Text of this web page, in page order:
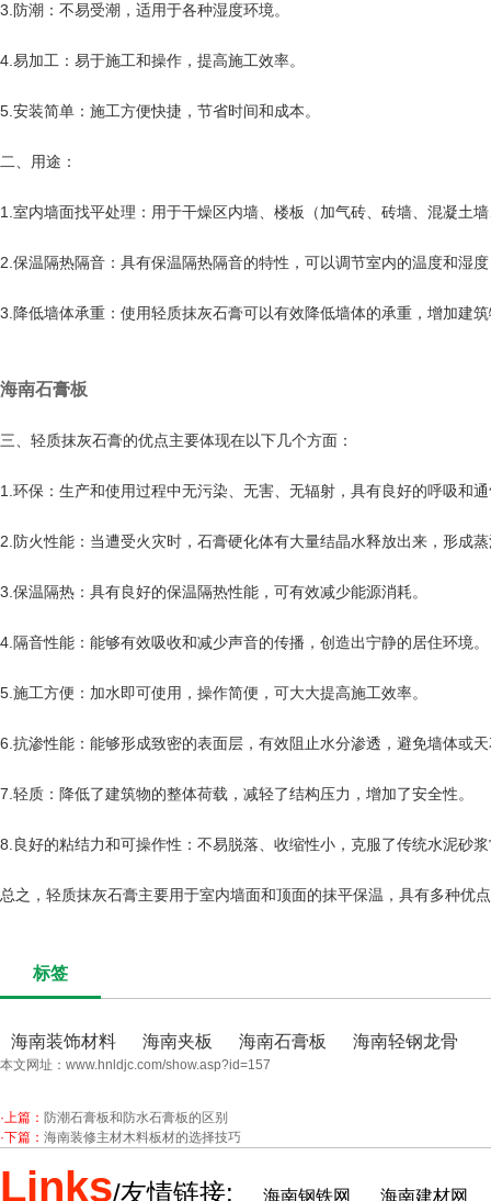
3.防潮：不易受潮，适用于各种湿度环境。
4.易加工：易于施工和操作，提高施工效率。
5.安装简单：施工方便快捷，节省时间和成本。
二、用途：
1.室内墙面找平处理：用于干燥区内墙、楼板（加气砖、砖墙、混凝土
2.保温隔热隔音：具有保温隔热隔音的特性，可以调节室内的温度和湿
3.降低墙体承重：使用轻质抹灰石膏可以有效降低墙体的承重，增加建
海南石膏板
三、轻质抹灰石膏的优点主要体现在以下几个方面：
1.环保：生产和使用过程中无污染、无害、无辐射，具有良好的呼吸和
2.防火性能：当遭受火灾时，石膏硬化体有大量结晶水释放出来，形成
3.保温隔热：具有良好的保温隔热性能，可有效减少能源消耗。
4.隔音性能：能够有效吸收和减少声音的传播，创造出宁静的居住环境。
5.施工方便：加水即可使用，操作简便，可大大提高施工效率。
6.抗渗性能：能够形成致密的表面层，有效阻止水分渗透，避免墙体或
7.轻质：降低了建筑物的整体荷载，减轻了结构压力，增加了安全性。
8.良好的粘结力和可操作性：不易脱落、收缩性小，克服了传统水泥砂
总之，轻质抹灰石膏主要用于室内墙面和顶面的抹平保温，具有多种优
标签
海南装饰材料 海南夹板 海南石膏板 海南轻钢龙骨
本文网址： www.hnldjc.com/show.asp?id=157
·上篇： 防潮石膏板和防水石膏板的区别
·下篇： 海南装修主材木料板材的选择技巧
Links/友情链接: 海南钢铁网 海南建材网